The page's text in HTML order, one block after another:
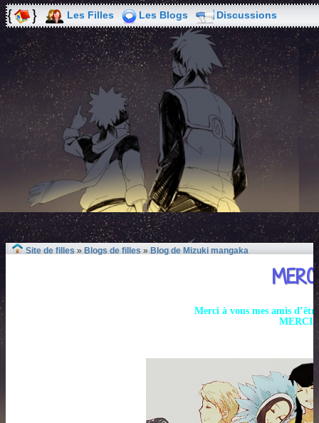
Les Filles Les Blogs Discussions
Site de filles » Blogs de filles » Blog de Mizuki mangaka
MERCI
Merci à vous mes amis
MERCI